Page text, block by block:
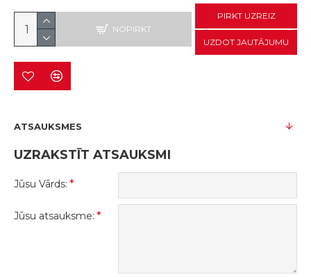
NOPIRKT
PIRKT UZREIZ
UZDOT JAUTĀJUMU
ATSAUKSMES
UZRAKSTĪT ATSAUKSMI
Jūsu Vārds:
Jūsu atsauksme: